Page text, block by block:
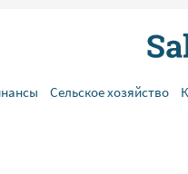
Сельское хозяйство